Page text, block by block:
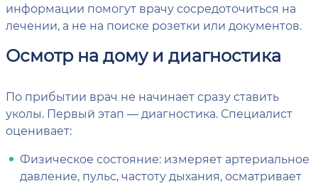
информации помогут врачу сосредоточиться на
лечении, а не на поиске розетки или документов.
Осмотр на дому и диагностика
По прибытии врач не начинает сразу ставить
уколы. Первый этап — диагностика. Специалист
оценивает:
Физическое состояние: измеряет артериальное
давление, пульс, частоту дыхания, осматривает